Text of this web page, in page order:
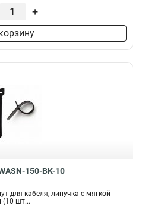
+
150-BK-10
для кабеля, липучка с мягкой
(10 шт...